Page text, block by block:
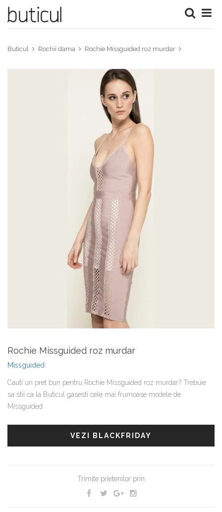
Buticul Rochii dama Rochie Missguided roz murdar
Rochie Missguided roz murdar
Missguided
Cauti un pret bun pentru Rochie Missguided roz murdar? Trebuie
sa stii ca la Buticul gasesti cele mai frumoase modele de
Missguided
VEZI BLACKFRIDAY
Trimite prietenilor prin